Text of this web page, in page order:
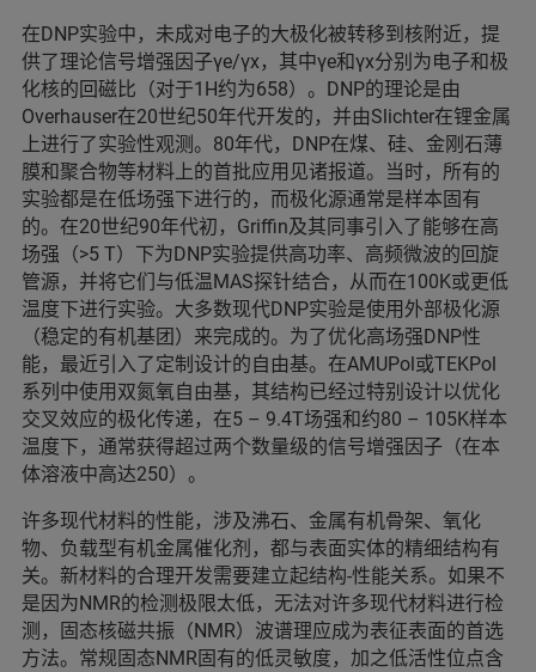
在DNP实验中，未成对电子的大极化被转移到核附近，提
供了理论信号增强因子γe/γx，其中γe和γx分别为电子和极
化核的回磁比（对于1H约为658）。DNP的理论是由
Overhauser在20世纪50年代开发的，并由Slichter在锂金属
上进行了实验性观测。80年代，DNP在煤、硅、金刚石薄
膜和聚合物等材料上的首批应用见诸报道。当时，所有的
实验都是在低场强下进行的，而极化源通常是样本固有
的。在20世纪90年代初，Griffin及其同事引入了能够在高
场强（>5 T）下为DNP实验提供高功率、高频微波的回旋
管源，并将它们与低温MAS探针结合，从而在100K或更低
温度下进行实验。大多数现代DNP实验是使用外部极化源
（稳定的有机基团）来完成的。为了优化高场强DNP性
能，最近引入了定制设计的自由基。在AMUPol或TEKPol
系列中使用双氮氧自由基，其结构已经过特别设计以优化
交叉效应的极化传递，在5 – 9.4T场强和约80 – 105K样本
温度下，通常获得超过两个数量级的信号增强因子（在本
体溶液中高达250）。
许多现代材料的性能，涉及沸石、金属有机骨架、氧化
物、负载型有机金属催化剂，都与表面实体的精细结构有
关。新材料的合理开发需要建立起结构-性能关系。如果不
是因为NMR的检测极限太低，无法对许多现代材料进行检
测，固态核磁共振（NMR）波谱理应成为表征表面的首选
方法。常规固态NMR固有的低灵敏度，加之低活性位点含